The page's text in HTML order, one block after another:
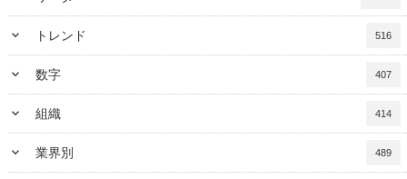
keyboard_arrow_down トレンド 516
keyboard_arrow_down 数字 407
keyboard_arrow_down 組織 414
keyboard_arrow_down 業界別 489